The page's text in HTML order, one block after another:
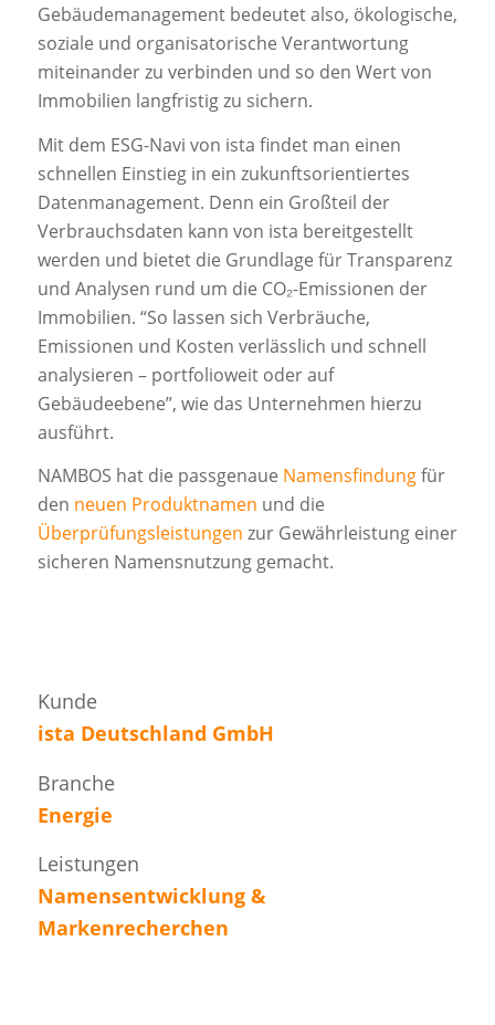
Gebäudemanagement bedeutet also, ökologische,
soziale und organisatorische Verantwortung
miteinander zu verbinden und so den Wert von
Immobilien langfristig zu sichern.
Mit dem ESG-Navi von ista findet man einen
schnellen Einstieg in ein zukunftsorientiertes
Datenmanagement. Denn ein Großteil der
Verbrauchsdaten kann von ista bereitgestellt
werden und bietet die Grundlage für Transparenz
und Analysen rund um die CO₂-​Emissionen der
Immobilien. “So lassen sich Verbräuche,
Emissionen und Kosten verlässlich und schnell
analysieren – portfolioweit oder auf
Gebäudeebene”, wie das Unternehmen hierzu
ausführt.
NAMBOS hat die passgenaue Namensfindungfür
den neuen Produktnamen und die
Überprüfungsleistungen zur Gewährleistung einer
sicheren Namensnutzung gemacht.
Kunde
ista Deutschland GmbH
Branche
Energie
Leistungen
Namensentwicklung &
Markenrecherchen